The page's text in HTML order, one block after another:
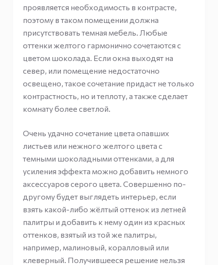
проявляется необходимость в контрасте,
поэтому в таком помещении должна
присутствовать темная мебель. Любые
оттенки желтого гармонично сочетаются с
цветом шоколада. Если окна выходят на
север, или помещение недостаточно
освещено, такое сочетание придаст не только
контрастность, но и теплоту, а также сделает
комнату более светлой.
Очень удачно сочетание цвета опавших
листьев или нежного желтого цвета с
темными шоколадными оттенками, а для
усиления эффекта можно добавить немного
аксессуаров серого цвета. Совершенно по-
другому будет выглядеть интерьер, если
взять какой-либо жёлтый оттенок из летней
палитры и добавить к нему один из красных
оттенков, взятый из той же палитры,
например, малиновый, коралловый или
клеверный. Получившееся решение нельзя